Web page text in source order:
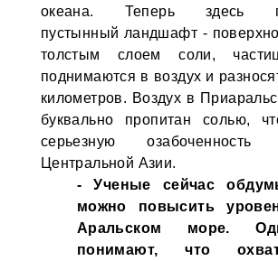
океана. Теперь здесь
пустынный ландшафт -
толстым слоем соли,
поднимаются в воздух и
километров. Воздух в
буквально пропитан солью,
серьезную
Центральной Азии.
- Ученые сейчас
можно повысить
Аральском море.
понимают, что